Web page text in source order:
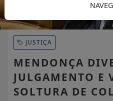
JUSTIÇA
MENDONÇA
JULGAMENTO E
SOLTURA DE